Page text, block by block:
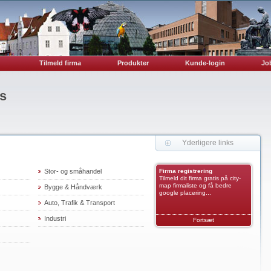
Tilmeld firma Produkter Kunde-login
Stor- og småhandel
Bygge & Håndværk
Auto, Trafik & Transport
Industri
Yderligere links
Firma registrering
Tilmeld dit firma gratis på city-
map firmaliste og få bedre
google placering...
Fortsæt